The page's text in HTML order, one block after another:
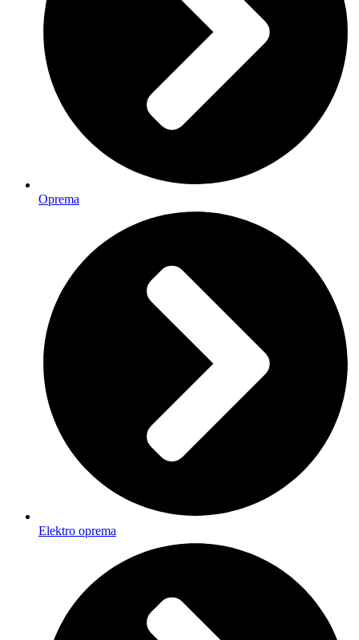
Oprema
Elektro oprema